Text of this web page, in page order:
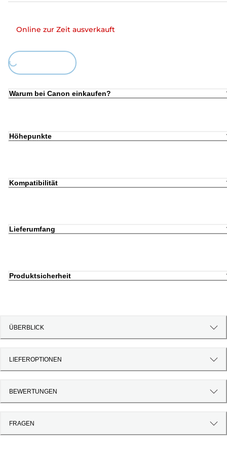
Online zur Zeit ausverkauft
Loading...
Warum bei Canon einkaufen?
Höhepunkte
Kompatibilität
Lieferumfang
Produktsicherheit
ÜBERBLICK
LIEFEROPTIONEN
BEWERTUNGEN
FRAGEN